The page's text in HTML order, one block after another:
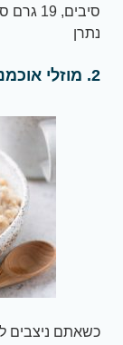
נתרן
2. מוזלי אוכמניות ושיבולת שועל
כשאתם ניצבים